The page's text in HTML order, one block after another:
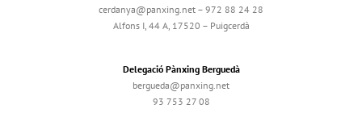
cerdanya@panxing.net – 972 88 24 28
Alfons I, 44 A, 17520 – Puigcerdà
Delegació Pànxing Berguedà
bergueda@panxing.net
93 753 27 08